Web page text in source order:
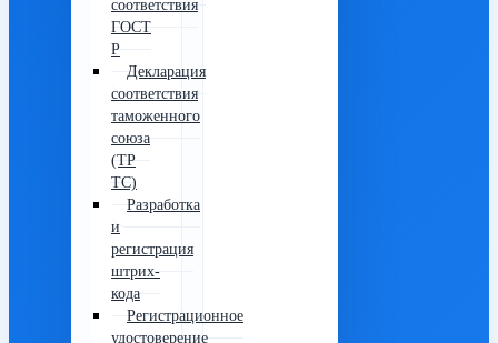
соответствия
ГОСТ
Р
Декларация
соответствия
таможенного
союза
(ТР
ТС)
Разработка
и
регистрация
штрих-
кода
Регистрационное
удостоверение